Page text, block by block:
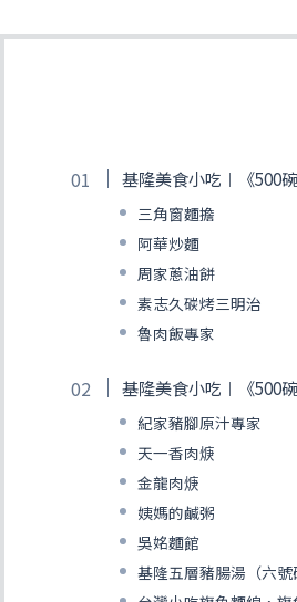
基隆美食小吃︱《500
三角窗麵擔
阿華炒麵
周家蔥油餅
素志久碳烤三明治
魯肉飯專家
基隆美食小吃︱《500
紀家豬腳原汁專家
天一香肉焿
金龍肉焿
姨媽的鹹粥
吳姳麵館
基隆五層豬腸湯（六號